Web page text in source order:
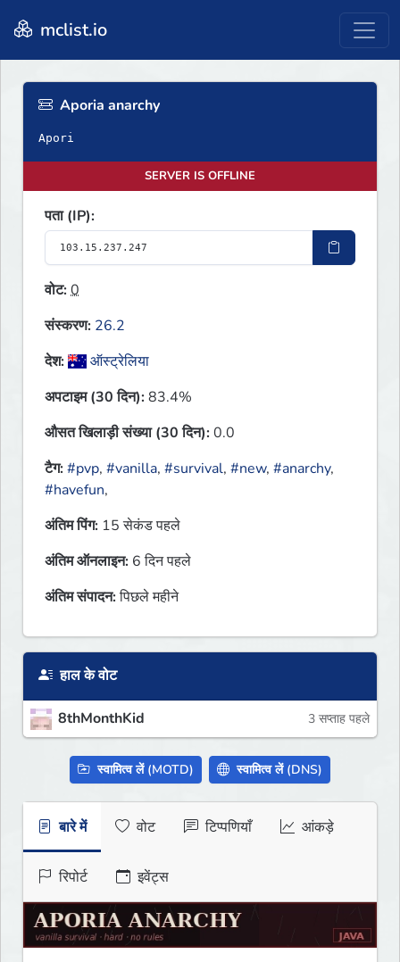
mclist.io
Aporia anarchy
Apori
SERVER IS OFFLINE
पता (IP):
वोट:0
संस्करण: 26.2
देश:
ऑस्ट्रेलिया
अपटाइम (30 दिन):83.4%
औसत खिलाड़ी संख्या (30 दिन):0.0
टैग:#pvp, #vanilla, #survival, #new, #anarchy,
#havefun,
अंतिम पिंग: 15 सेकंड पहले
अंतिम ऑनलाइन: 6 दिन पहले
अंतिम संपादन:पिछले महीने
हाल के वोट
8thMonthKid 3 सप्ताह पहले
स्वामित्व लें (MOTD) स्वामित्व लें (DNS)
बारे में वोट टिप्पणियाँ आंकड़े
रिपोर्ट इवेंट्स